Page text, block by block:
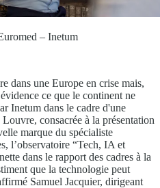
– Inetum
dans une Europe en crise mais,
ce que le continent ne
Inetum dans le cadre d'une
consacrée à la présentation
marque du spécialiste
l’observatoire “Tech, IA et
dans le rapport des cadres à la
que la technologie peut
Samuel Jacquier, dirigeant